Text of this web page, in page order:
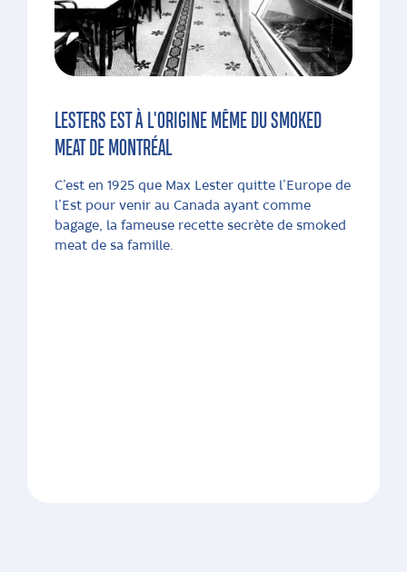
LESTERS EST À L'ORIGINE MÊME DU SMOKED
MEAT DE MONTRÉAL
C’est en 1925 que Max Lester quitte l’Europe de
l’Est pour venir au Canada ayant comme
bagage, la fameuse recette secrète de smoked
meat de sa famille.